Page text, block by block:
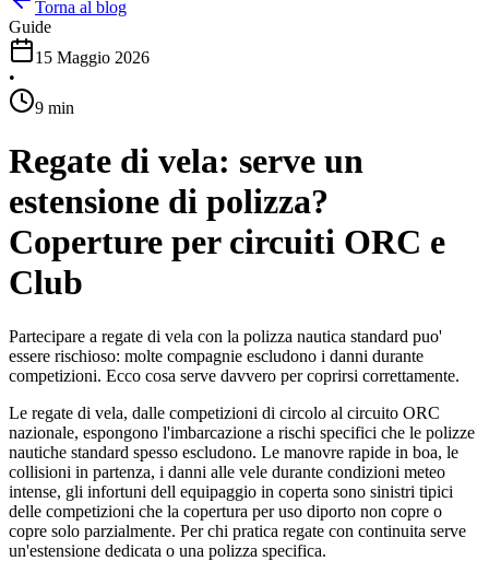
Torna al blog
Guide
15 Maggio 2026
•
9 min
Regate di vela: serve un
estensione di polizza?
Coperture per circuiti ORC e
Club
Partecipare a regate di vela con la polizza nautica standard puo'
essere rischioso: molte compagnie escludono i danni durante
competizioni. Ecco cosa serve davvero per coprirsi correttamente.
Le regate di vela, dalle competizioni di circolo al circuito ORC
nazionale, espongono l'imbarcazione a rischi specifici che le polizze
nautiche standard spesso escludono. Le manovre rapide in boa, le
collisioni in partenza, i danni alle vele durante condizioni meteo
intense, gli infortuni dell equipaggio in coperta sono sinistri tipici
delle competizioni che la copertura per uso diporto non copre o
copre solo parzialmente. Per chi pratica regate con continuita serve
un'estensione dedicata o una polizza specifica.